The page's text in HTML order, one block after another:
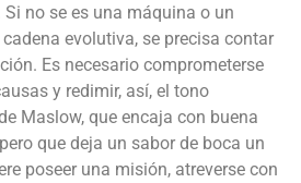
no se es una máquina o un
evolutiva, se precisa contar
Es necesario comprometerse
y redimir, así, el tono
Maslow, que encaja con buena
que deja un sabor de boca un
poseer una misión, atreverse con